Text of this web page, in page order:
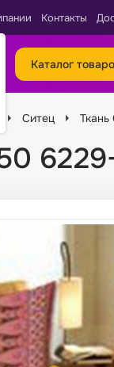
Контакты
Каталог
Ситец